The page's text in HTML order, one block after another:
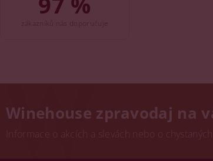
Winehouse zpravodaj na
Informace o akcích a slevách nebo o